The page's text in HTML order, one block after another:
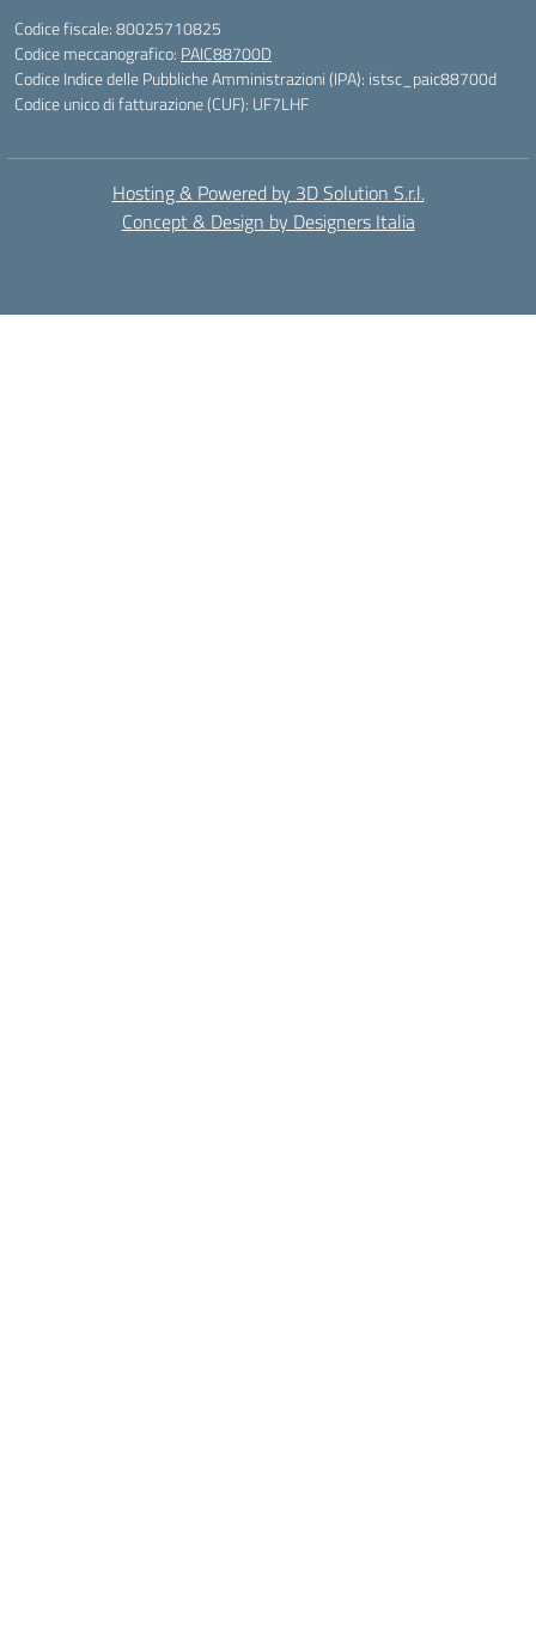
Codice fiscale: 80025710825
Codice meccanografico: PAIC88700D
Codice Indice delle Pubbliche Amministrazioni (IPA): istsc_paic88700d
Codice unico di fatturazione (CUF): UF7LHF
Hosting & Powered by 3D Solution S.r.l.
Concept & Design by Designers Italia